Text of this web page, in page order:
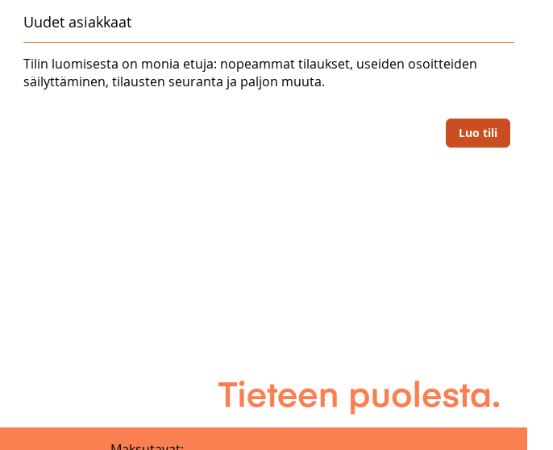
Uudet asiakkaat
Tilin luomisesta on monia etuja: nopeammat tilaukset, useiden osoitteiden
säilyttäminen, tilausten seuranta ja paljon muuta.
Luo tili